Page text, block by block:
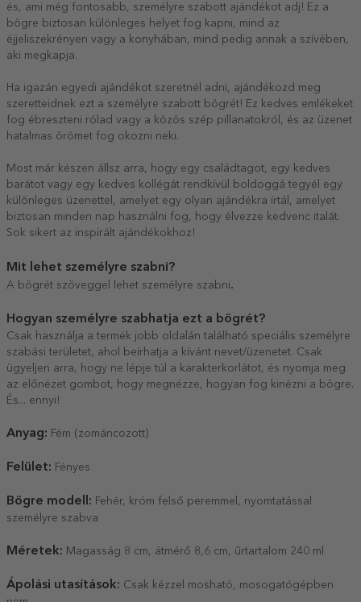
és, ami még fontosabb, személyre szabott ajándékot adj! Ez a
bögre biztosan különleges helyet fog kapni, mind az
éjjeliszekrényen vagy a konyhában, mind pedig annak a szívében,
aki megkapja.
Ha igazán egyedi ajándékot szeretnél adni, ajándékozd meg
szeretteidnek ezt a személyre szabott bögrét! Ez kedves emlékeket
fog ébreszteni rólad vagy a közös szép pillanatokról, és az üzenet
hatalmas örömet fog okozni neki.
Most már készen állsz arra, hogy egy családtagot, egy kedves
barátot vagy egy kedves kollégát rendkívül boldoggá tegyél egy
különleges üzenettel, amelyet egy olyan ajándékra írtál, amelyet
biztosan minden nap használni fog, hogy élvezze kedvenc italát.
Sok sikert az inspirált ajándékokhoz!
Mit lehet személyre szabni?
A bögrét szöveggel lehet személyre szabni.
Hogyan személyre szabhatja ezt a bögrét?
Csak használja a termék jobb oldalán található speciális személyre
szabási területet, ahol beírhatja a kívánt nevet/üzenetet. Csak
ügyeljen arra, hogy ne lépje túl a karakterkorlátot, és nyomja meg
az előnézet gombot, hogy megnézze, hogyan fog kinézni a bögre.
És... ennyi!
Anyag: Fém (zománcozott)
Felület: Fényes
Bögre modell: Fehér, króm felső peremmel, nyomtatással
személyre szabva
Méretek: Magasság 8 cm, átmérő 8,6 cm, űrtartalom 240 ml
Ápolási utasítások: Csak kézzel mosható, mosogatógépben